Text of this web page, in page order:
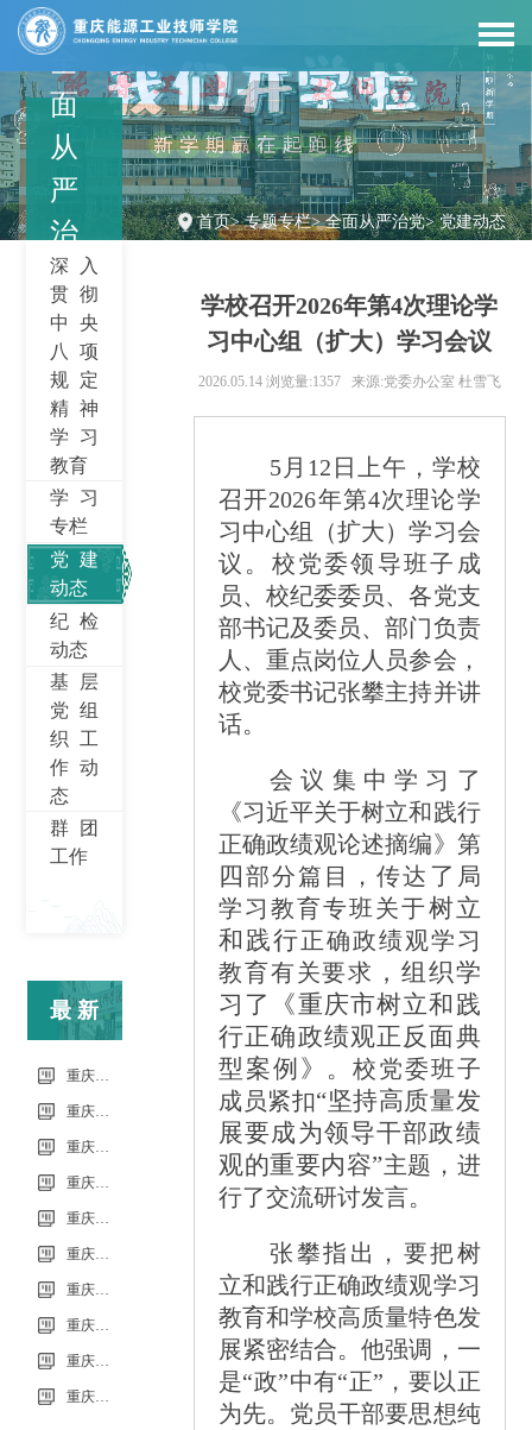
首页>专题专栏>全面从严治党>党建动态
全
面
从
严
治
党
深入
贯彻
中央
八项
规定
精神
学习
教育
学习
专栏
党建
动态
纪检
动态
基层
党组
织工
作动
态
群团
工作
最新
信息
学校召开2026年第4次理论学
习中心组（扩大）学习会议
2026.05.14 浏览量:1357 来源:党委办公室 杜雪飞
5 月 12 日上午，学校
召开2026年第4次理论学
习中心组（扩大）学习会
议。校党委领导班子成
员、校纪委委员、各党支
部书记及委员、部门负责
人、重点岗位人员参会，
校党委书记张攀主持并讲
话。
会议集中学习了
《习近平关于树立和践行
正确政绩观论述摘编》第
四部分篇目，传达 了 局
学习教育专班关于树立
和践行正确政绩观学习
教育有关要求 ，组织学
习了《重庆市树立和践
行正确政绩观正反面典
型案例》
。校党委班子
成员紧扣“坚持高质量发
展要成为领导干部政绩
观的重要内容”主题，进
行了交流研讨发言。
张攀指出，要把树
立和践行正确政绩观学习
教育和学校高质量特色发
展紧密结合。他强调，一
是“政”中有“正”，要以正
为先。党员干部要思想纯